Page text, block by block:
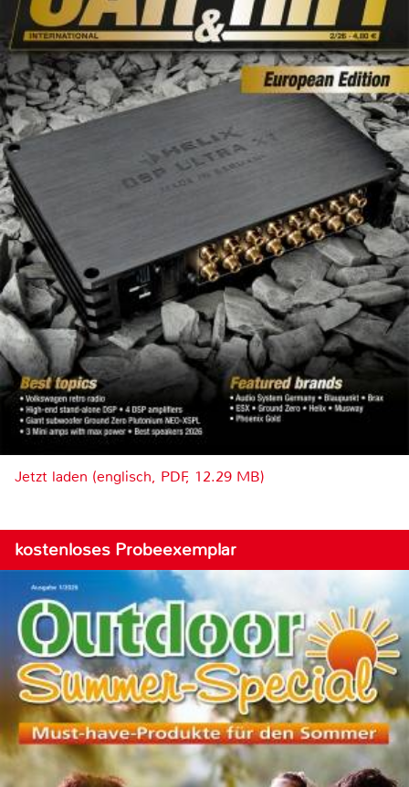
Jetzt laden (englisch, PDF, 12.29 MB)
kostenloses Probeexemplar